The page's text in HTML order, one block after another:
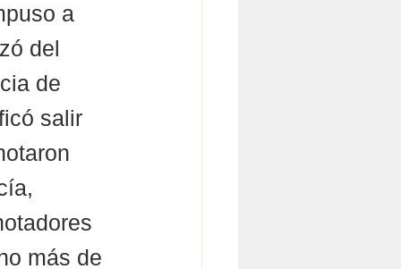
a
del
de
salir
más de